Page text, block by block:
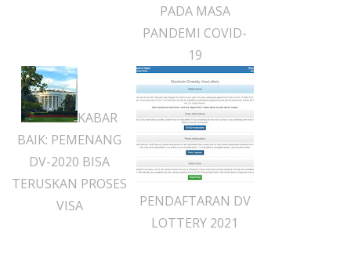
PADA MASA
PANDEMI COVID-
19
KABAR
BAIK: PEMENANG
DV-2020 BISA
TERUSKAN PROSES
VISA
PENDAFTARAN DV
LOTTERY 2021